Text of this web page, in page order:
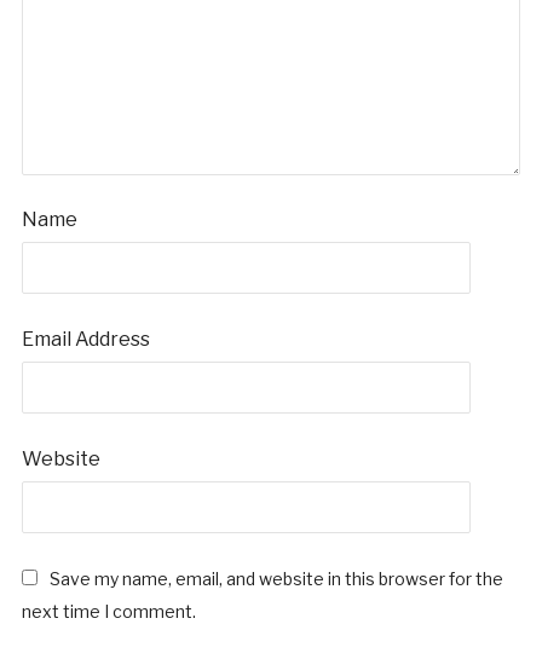
Name
Email Address
Website
Save my name, email, and website in this browser for the
next time I comment.